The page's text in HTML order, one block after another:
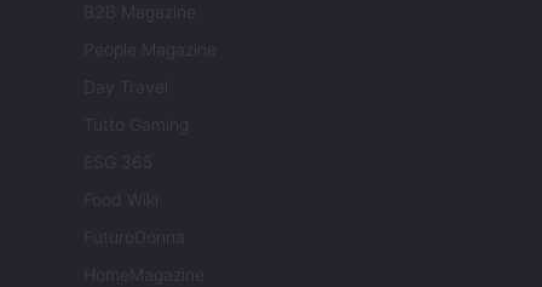
B2B Magazine
People Magazine
Day Travel
Tutto Gaming
ESG 365
Food Wiki
FuturoDonna
HomeMagazine